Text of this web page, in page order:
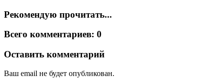
Рекомендую прочитать...
Всего комментариев: 0
Оставить комментарий
Ваш email не будет опубликован.